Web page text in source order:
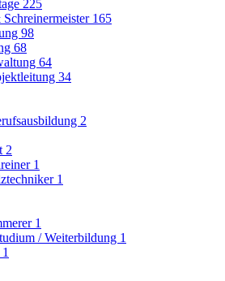
225
165
98
68
64
34
2
2
1
1
1
/ Weiterbildung 1
1